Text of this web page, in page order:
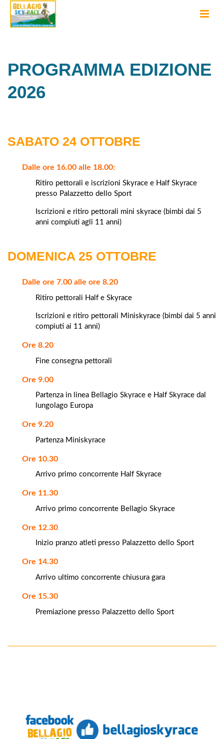
PROGRAMMA EDIZIONE
2026
SABATO 24 OTTOBRE
Dalle ore 16.00 alle 18.00:
Ritiro pettorali e iscrizioni Skyrace e Half Skyrace
presso Palazzetto dello Sport
Iscrizioni e ritiro pettorali mini skyrace (bimbi dai 5
anni compiuti agli 11 anni)
DOMENICA 25 OTTOBRE
Dalle ore 7.00 alle ore 8.20
Ritiro pettorali Half e Skyrace
Iscrizioni e ritiro pettorali Miniskyrace (bimbi dai 5 anni
compiuti ai 11 anni)
Ore 8.20
Fine consegna pettorali
Ore 9.00
Partenza in linea Bellagio Skyrace e Half Skyrace dal
lungolago Europa
Ore 9.20
Partenza Miniskyrace
Ore 10.30
Arrivo primo concorrente Half Skyrace
Ore 11.30
Arrivo primo concorrente Bellagio Skyrace
Ore 12.30
Inizio pranzo atleti presso Palazzetto dello Sport
Ore 14.30
Arrivo ultimo concorrente chiusura gara
Ore 15.30
Premiazione presso Palazzetto dello Sport